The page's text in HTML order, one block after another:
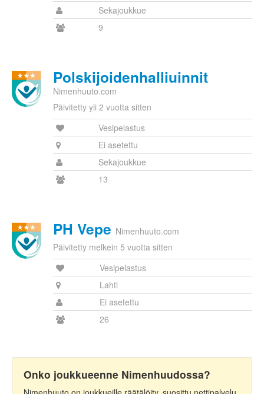
Sekajoukkue
9
Polskijoidenhalliuinnit
Nimenhuuto.com
Päivitetty yli 2 vuotta sitten
Vesipelastus
Ei asetettu
Sekajoukkue
13
PH Vepe Nimenhuuto.com
Päivitetty melkein 5 vuotta sitten
Vesipelastus
Lahti
Ei asetettu
26
Onko joukkueenne Nimenhuudossa?